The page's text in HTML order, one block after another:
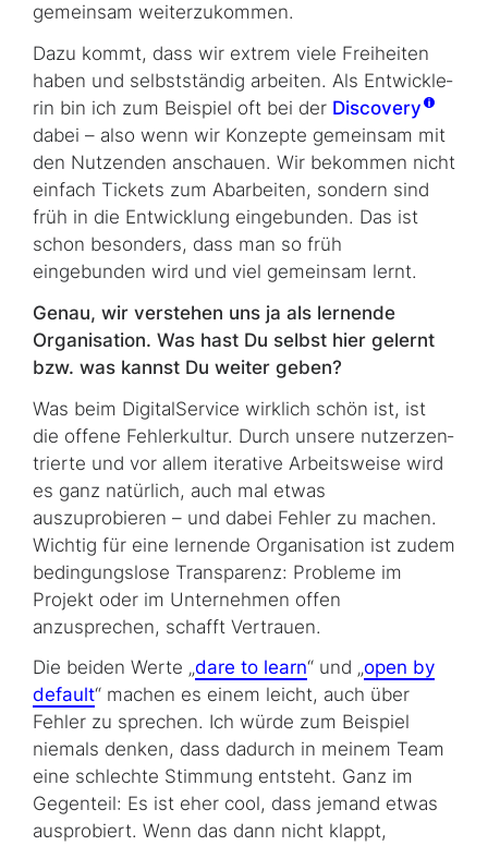
gemeinsam weiterzukommen.
Dazu kommt, dass wir extrem viele Freiheiten
haben und selbstständig arbeiten. Als Ent­wick­le­
rin bin ich zum Beispiel oft bei der Discovery
dabei – also wenn wir Konzepte gemeinsam mit
den Nutzenden anschauen. Wir bekommen nicht
einfach Tickets zum Abarbeiten, sondern sind
früh in die Entwicklung eingebunden. Das ist
schon besonders, dass man so früh
eingebunden wird und viel gemeinsam lernt.
Genau, wir verstehen uns ja als lernende
Organisation. Was hast Du selbst hier gelernt
bzw. was kannst Du weiter geben?
Was beim DigitalService wirklich schön ist, ist
die offene Fehlerkultur. Durch unsere nutz­er­zen­
trier­te und vor allem iterative Arbeitsweise wird
es ganz natürlich, auch mal etwas
auszuprobieren – und dabei Fehler zu machen.
Wichtig für eine lernende Or­ga­ni­sa­tion ist zudem
bedingungslose Transparenz: Probleme im
Projekt oder im Unternehmen offen
anzusprechen, schafft Vertrauen.
Die beiden Werte „dare to learn“ und „open by
default“ machen es einem leicht, auch über
Fehler zu sprechen. Ich würde zum Beispiel
niemals denken, dass dadurch in mei­nem Team
eine schlechte Stimmung entsteht. Ganz im
Gegenteil: Es ist eher cool, dass jemand etwas
ausprobiert. Wenn das dann nicht klappt,